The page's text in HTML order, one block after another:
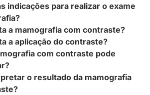
indicações para realizar o exame
a mamografia com contraste?
a aplicação do contraste?
com contraste pode
o resultado da mamografia